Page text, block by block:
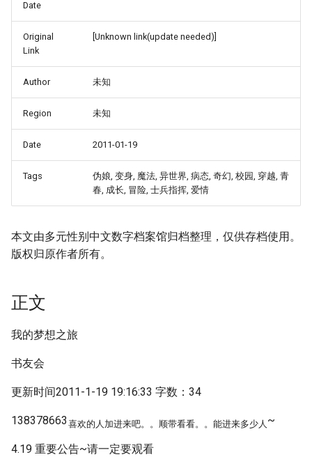
Date
Original
Link
[Unknown link(update needed)]
Author 未知
Region 未知
Date 2011-01-19
Tags
伪娘, 变身, 魔法, 异世界, 病态, 奇幻, 校园, 穿越, 青
春, 成长, 冒险, 士兵指挥, 爱情
本文由多元性别中文数字档案馆归档整理，仅供存档使用。
版权归原作者所有。
正文
我的梦想之旅
书友会
更新时间2011-1-19 19:16:33 字数：34
138378663 喜欢的人加进来吧。。顺带看看。。能进来多少人 ~
4.19 重要公告~请一定要观看